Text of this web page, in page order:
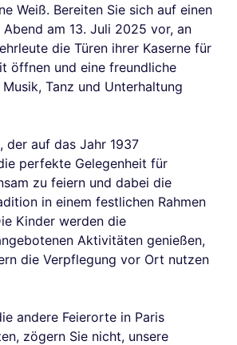
Weiß. Bereiten Sie sich auf einen
Abend am 13. Juli 2025 vor, an
die Türen ihrer Kaserne für
öffnen und eine freundliche
Tanz und Unterhaltung
der auf das Jahr 1937
perfekte Gelegenheit für
zu feiern und dabei die
in einem festlichen Rahmen
Kinder werden die
Aktivitäten genießen,
die Verpflegung vor Ort nutzen
andere Feierorte in Paris
zögern Sie nicht, unsere